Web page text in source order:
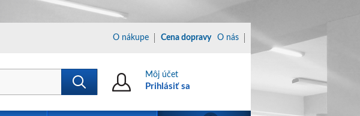
Môj účet
Prihlásiť sa
O nákupe Cena dopravy O nás